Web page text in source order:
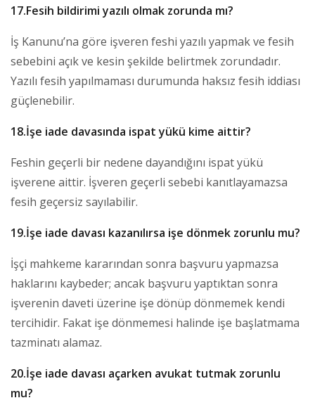
17.Fesih bildirimi yazılı olmak zorunda mı?
İş Kanunu’na göre işveren feshi yazılı yapmak ve fesih
sebebini açık ve kesin şekilde belirtmek zorundadır.
Yazılı fesih yapılmaması durumunda haksız fesih iddiası
güçlenebilir.
18.İşe iade davasında ispat yükü kime aittir?
Feshin geçerli bir nedene dayandığını ispat yükü
işverene aittir. İşveren geçerli sebebi kanıtlayamazsa
fesih geçersiz sayılabilir.
19.İşe iade davası kazanılırsa işe dönmek zorunlu mu?
İşçi mahkeme kararından sonra başvuru yapmazsa
haklarını kaybeder; ancak başvuru yaptıktan sonra
işverenin daveti üzerine işe dönüp dönmemek kendi
tercihidir. Fakat işe dönmemesi halinde işe başlatmama
tazminatı alamaz.
20.İşe iade davası açarken avukat tutmak zorunlu
mu?